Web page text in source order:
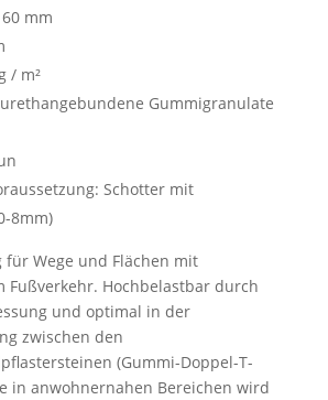
mm
/ m²
Gummigranulate
Schotter mit
8mm)
für Wege und Flächen mit
Fußverkehr. Hochbelastbar durch
und optimal in der
zwischen den
(Gummi-Doppel-T-
in anwohnernahen Bereichen wird